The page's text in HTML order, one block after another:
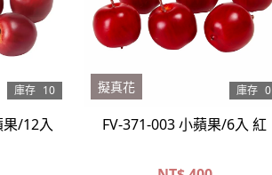
庫存 10
果/12入
庫存 0
擬真花
FV-371-003 小蘋果/6入 紅